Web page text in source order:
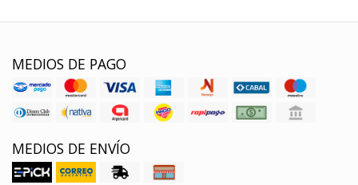
MEDIOS DE PAGO
MEDIOS DE ENVÍO